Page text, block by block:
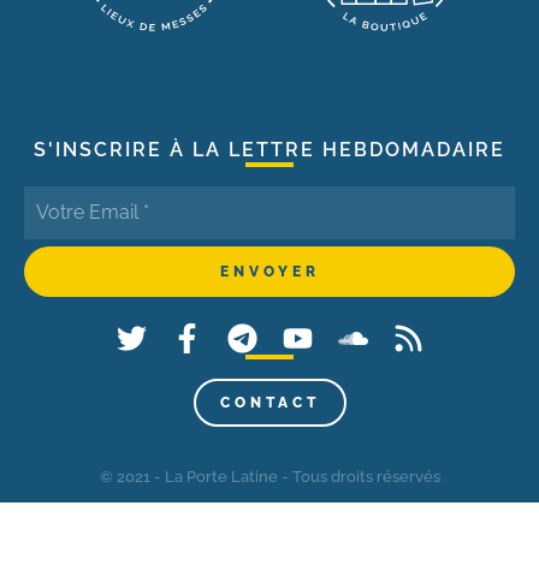
S'INSCRIRE À LA LETTRE HEBDOMADAIRE
CONTACT
© 2021 - La Porte Latine - Tous droits réservés